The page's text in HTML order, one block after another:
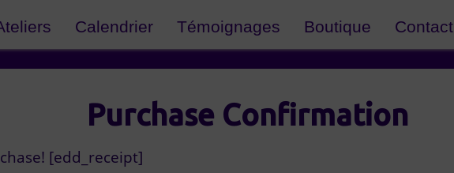
Calendrier Témoignages Boutique Contact
Purchase Confirmation
[edd_receipt]